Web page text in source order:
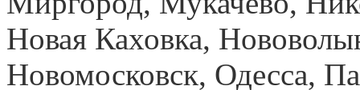
Новая Каховка,
Новомосковск, Одесса,